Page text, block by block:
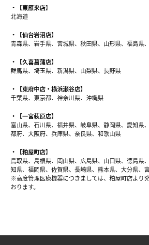
【東雁来店】
北海道
【仙台岩沼店】
青森県、岩手県、宮城県、秋田県、山形県、福島県
【久喜菖蒲店】
群馬県、埼玉県、新潟県、山梨県、長野県
【東府中店・横浜瀬谷店】
千葉県、東京都、神奈川県、沖縄県
【一宮萩原店】
富山県、石川県、福井県、岐阜県、静岡県、愛知県
都府、大阪府、兵庫県、奈良県、和歌山県
【粕屋町店】
鳥取県、島根県、岡山県、広島県、山口県、徳島県
知県、福岡県、佐賀県、長崎県、熊本県、大分県、
※高度管理医療機器につきましては、粕屋町店より
おります。